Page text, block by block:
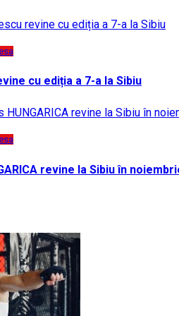
cu ediția a 7-a la Sibiu
revine la Sibiu în